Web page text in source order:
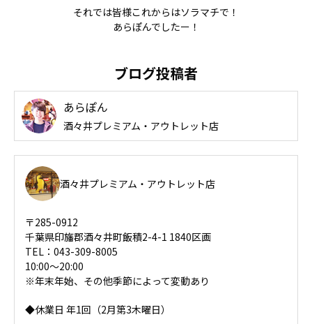
それでは皆様これからはソラマチで！
あらぽんでしたー！
ブログ投稿者
あらぽん
酒々井プレミアム・アウトレット店
酒々井プレミアム・アウトレット店
〒285-0912
千葉県印旛郡酒々井町飯積2-4-1 1840区画
TEL：043-309-8005
10:00～20:00
※年末年始、その他季節によって変動あり
◆休業日 年1回（2月第3木曜日）